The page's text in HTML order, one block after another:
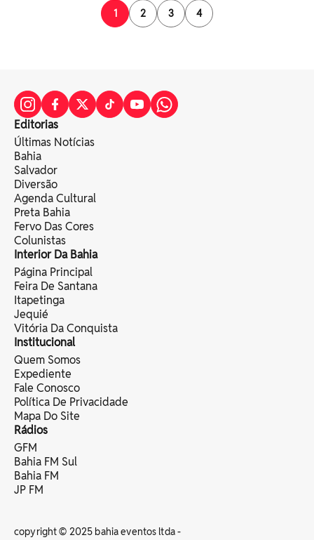
1
2 3 4
Editorias
Últimas Notícias
Bahia
Salvador
Diversão
Agenda Cultural
Preta Bahia
Fervo Das Cores
Colunistas
Interior Da Bahia
Página Principal
Feira De Santana
Itapetinga
Jequié
Vitória Da Conquista
Institucional
Quem Somos
Expediente
Fale Conosco
Política De Privacidade
Mapa Do Site
Rádios
GFM
Bahia FM Sul
Bahia FM
JP FM
copyright © 2025 bahia eventos ltda -